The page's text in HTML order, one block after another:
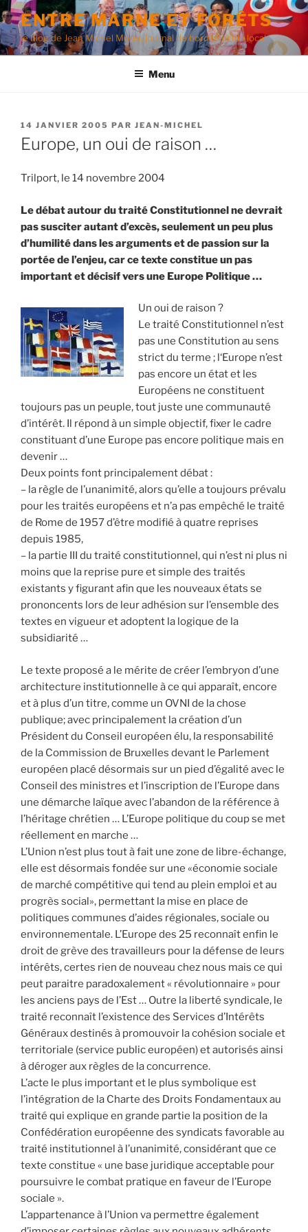
Aller
au
contenu
principal
ENTRE MARNE ET FORÊTS
le blog de Jean Michel Morer, journal de bord d'un élu local
Menu
PUBLIÉ
LE
14 JANVIER 2005 PAR JEAN-MICHEL
Europe, un oui de raison …
Trilport, le 14 novembre 2004
Le débat autour du traité Constitutionnel ne devrait
pas susciter autant d’excès, seulement un peu plus
d’humilité dans les arguments et de passion sur la
portée de l’enjeu, car ce texte constitue un pas
important et décisif vers une Europe Politique …
Un oui de raison ?
Le traité Constitutionnel n’est
pas une Constitution au sens
strict du terme ; l‘Europe n’est
pas encore un état et les
Européens ne constituent
toujours pas un peuple, tout juste une communauté
d’intérêt. Il répond à un simple objectif, fixer le cadre
constituant d’une Europe pas encore politique mais en
devenir …
Deux points font principalement débat :
– la règle de l’unanimité, alors qu’elle a toujours prévalu
pour les traités européens et n’a pas empêché le traité
de Rome de 1957 d’être modifié à quatre reprises
depuis 1985,
– la partie III du traité constitutionnel, qui n’est ni plus ni
moins que la reprise pure et simple des traités
existants y figurant afin que les nouveaux états se
prononcents lors de leur adhésion sur l’ensemble des
textes en vigueur et adoptent la logique de la
subsidiarité …
Le texte proposé a le mérite de créer l’embryon d’une
architecture institutionnelle à ce qui apparaît, encore
et à plus d’un titre, comme un OVNI de la chose
publique; avec principalement la création d’un
Président du Conseil européen élu, la responsabilité
de la Commission de Bruxelles devant le Parlement
européen placé désormais sur un pied d’égalité avec le
Conseil des ministres et l’inscription de l’Europe dans
une démarche laïque avec l’abandon de la référence à
l’héritage chrétien … L’Europe politique du coup se met
réellement en marche …
L’Union n’est plus tout à fait une zone de libre-échange,
elle est désormais fondée sur une «économie sociale
de marché compétitive qui tend au plein emploi et au
progrès social», permettant la mise en place de
politiques communes d’aides régionales, sociale ou
environnementale. L’Europe des 25 reconnaît enfin le
droit de grève des travailleurs pour la défense de leurs
intérêts, certes rien de nouveau chez nous mais ce qui
peut paraitre paradoxalement « révolutionnaire » pour
les anciens pays de l’Est … Outre la liberté syndicale, le
traité reconnaît l’existence des Services d’Intérêts
Généraux destinés à promouvoir la cohésion sociale et
territoriale (service public européen) et autorisés ainsi
à déroger aux règles de la concurrence.
L’acte le plus important et le plus symbolique est
l’intégration de la Charte des Droits Fondamentaux au
traité qui explique en grande partie la position de la
Confédération européenne des syndicats favorable au
traité institutionnel à l’unanimité, considérant que ce
texte constitue « une base juridique acceptable pour
poursuivre le combat pratique en faveur de l’Europe
sociale ».
L’appartenance à l’Union va permettre également